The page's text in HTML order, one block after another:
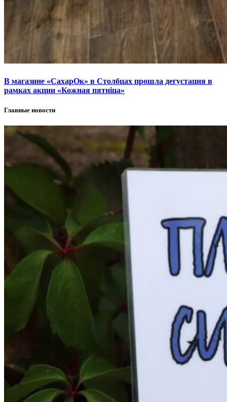
В магазине «СахарОк» в Столбцах прошла дегустация в
рамках акции «Кожная пятніца»
Главные новости